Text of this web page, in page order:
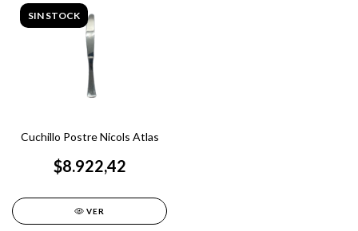
SIN STOCK
Cuchillo Postre Nicols Atlas
$8.922,42
VER